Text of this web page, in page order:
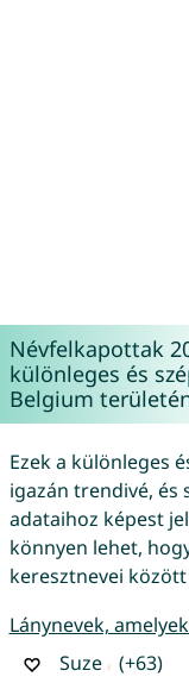
Névfelkapottak
különleges és
Belgium
Ezek a különleges
igazán trendivé, és
adataihoz képest
könnyen lehet,
keresztnevei
Lánynevek,
Suze
(+63)